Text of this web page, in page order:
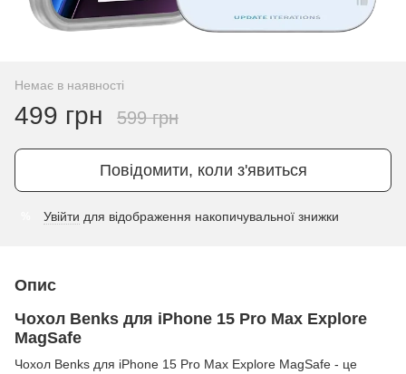
Немає в наявності
499 грн 599 грн
Повідомити, коли з'явиться
Увійти для відображення накопичувальної знижки
Опис
Чохол Benks для iPhone 15 Pro Max Explore
MagSafe
Чохол Benks для iPhone 15 Pro Max Explore MagSafe - це